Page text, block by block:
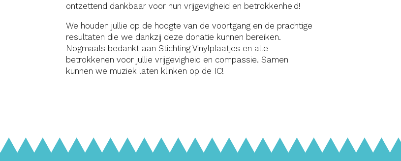
ontzettend dankbaar voor hun vrijgevigheid en betrokkenheid!
We houden jullie op de hoogte van de voortgang en de prachtige
resultaten die we dankzij deze donatie kunnen bereiken.
Nogmaals bedankt aan Stichting Vinylplaatjes en alle
betrokkenen voor jullie vrijgevigheid en compassie. Samen
kunnen we muziek laten klinken op de IC!